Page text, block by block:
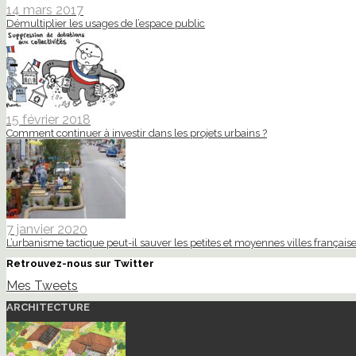
14 mars 2017
Démultiplier les usages de l’espace public
15 février 2018
Comment continuer à investir dans les projets urbains ?
7 janvier 2020
L’urbanisme tactique peut-il sauver les petites et moyennes villes
Retrouvez-nous sur Twitter
Mes Tweets
ARCHITECTURE